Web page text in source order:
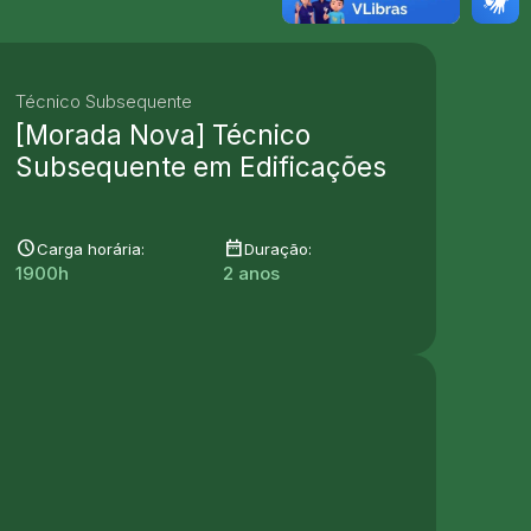
Técnico Subsequente
[Morada Nova] Técnico
Subsequente em Edificações
scheduleCarga horária:
1900h
date_rangeDuração:
2 anos